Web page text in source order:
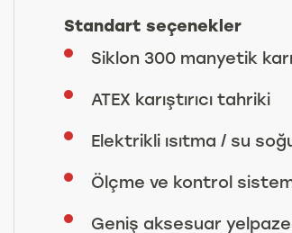
Standart seçenekler
Siklon 300 manyetik
ATEX karıştırıcı tahriki
Elektrikli ısıtma / su
Ölçme ve kontrol
Geniş aksesuar